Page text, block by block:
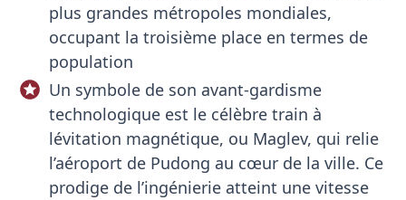
plus grandes métropoles mondiales,
occupant la troisième place en termes de
population
Un symbole de son avant-gardisme
technologique est le célèbre train à
lévitation magnétique, ou Maglev, qui relie
l’aéroport de Pudong au cœur de la ville. Ce
prodige de l’ingénierie atteint une vitesse